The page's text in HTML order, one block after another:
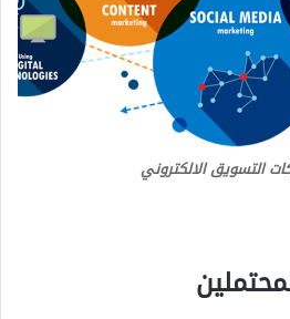
التسويق الالكتروني